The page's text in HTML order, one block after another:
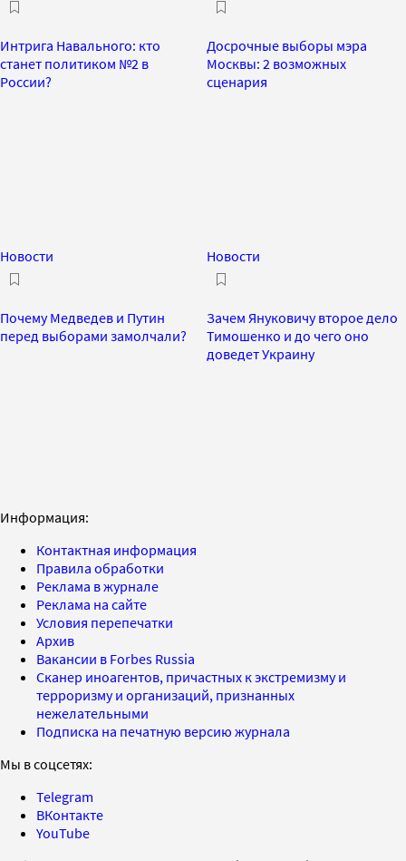
Интрига Навального: кто
станет политиком №2 в
России?
Досрочные выборы мэра
Москвы: 2 возможных
сценария
Новости
Почему Медведев и Путин
перед выборами замолчали?
Новости
Зачем Януковичу второе дело
Тимошенко и до чего оно
доведет Украину
Информация:
Контактная информация
Правила обработки
Реклама в журнале
Реклама на сайте
Условия перепечатки
Архив
Вакансии в Forbes Russia
Сканер иноагентов, причастных к экстремизму и
терроризму и организаций, признанных
нежелательными
Подписка на печатную версию журнала
Мы в соцсетях:
Telegram
ВКонтакте
YouTube